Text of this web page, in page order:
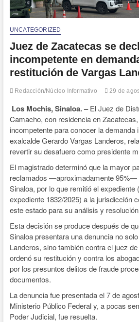
UNCATEGORIZED
Juez de Zacatecas se
incompetente en
restitución de Vargas
Redacción/Núcleo Informativo 29 de
Los Mochis, Sinaloa. –El Juez de
Camacho, con residencia en
incompetente para conocer la demanda
exalcalde Gerardo Vargas Landeros,
revertir su desafuero como presidente
El magistrado determinó que la mayor
reclamados —aproximadamente 95%—
Sinaloa, por lo que remitió el expediente
expediente 1832/2025) a la jurisdicción
este estado para su análisis y
Esta decisión se produce después de
Sinaloa presentara una denuncia no
Landeros, sino también contra el juez
ordenó su restitución y contra los
por los presuntos delitos de fraude
documentos.
La denuncia fue presentada el 7 de
Ministerio Público Federal y, a pocas
Poder Judicial, fue resuelta.